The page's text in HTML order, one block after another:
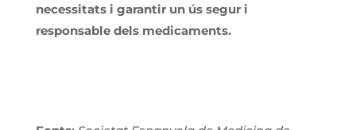
necessitats i garantir un ús segur i
responsable dels medicaments.